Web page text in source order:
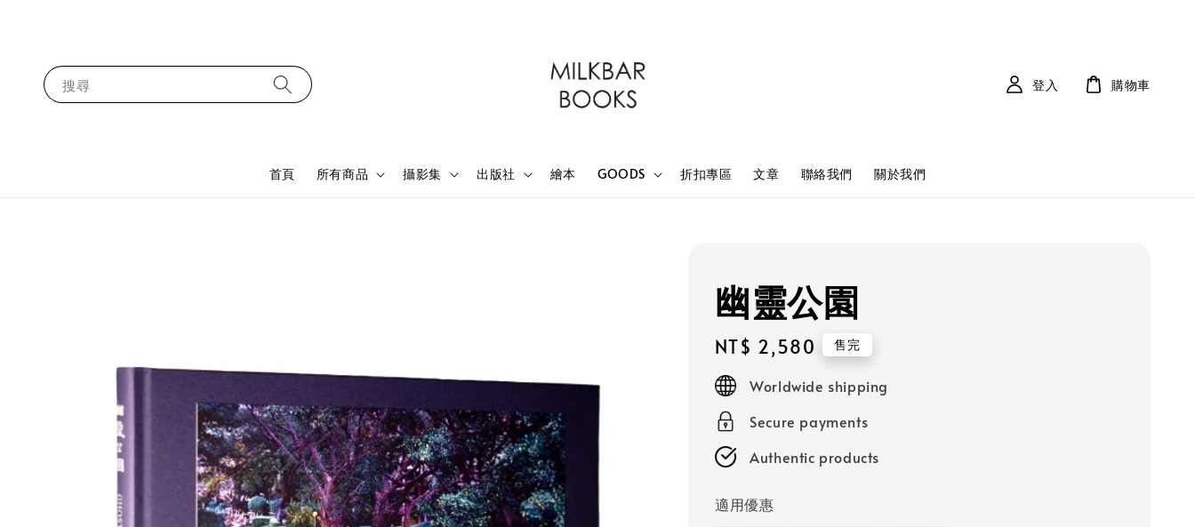
搜尋
首頁 所有商品 攝影集 出版社 繪本 GOODS 折扣專區 文章 聯絡我們 關於我們
登入 購物車
幽靈公園
Regular
price
NT$ 2,580 售完
Worldwide shipping
Secure payments
Authentic products
適用優惠